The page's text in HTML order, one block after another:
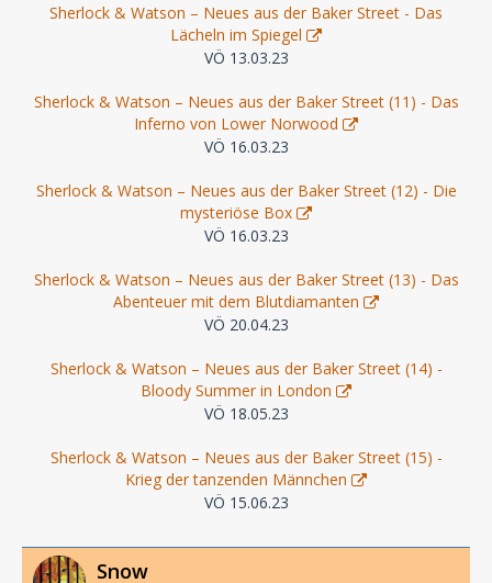
Sherlock & Watson – Neues aus der Baker Street - Das
Lächeln im Spiegel
VÖ 13.03.23
Sherlock & Watson – Neues aus der Baker Street (11) - Das
Inferno von Lower Norwood
VÖ 16.03.23
Sherlock & Watson – Neues aus der Baker Street (12) - Die
mysteriöse Box
VÖ 16.03.23
Sherlock & Watson – Neues aus der Baker Street (13) - Das
Abenteuer mit dem Blutdiamanten
VÖ 20.04.23
Sherlock & Watson – Neues aus der Baker Street (14) -
Bloody Summer in London
VÖ 18.05.23
Sherlock & Watson – Neues aus der Baker Street (15) -
Krieg der tanzenden Männchen
VÖ 15.06.23
Snow